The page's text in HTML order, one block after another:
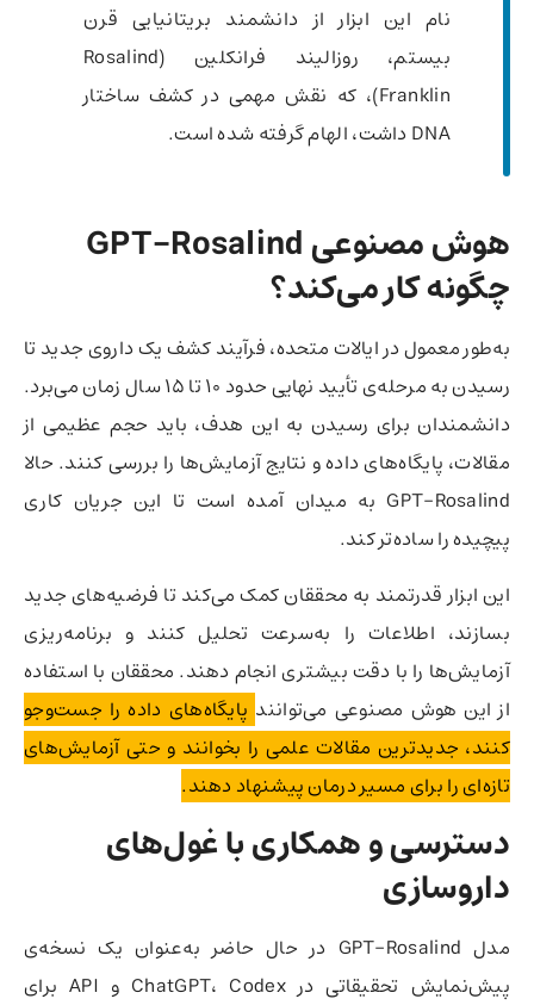
نام این ابزار از دانشمند بریتانیایی قرن
بیستم، روزالیند فرانکلین (Rosalind
Franklin)، که نقش مهمی در کشف ساختار
DNA داشت، الهام گرفته شده است.
هوش مصنوعی GPT-Rosalind
چگونه کار می‌کند؟
به‌طور معمول در ایالات متحده، فرآیند کشف یک داروی جدید تا
رسیدن به مرحله‌ی تأیید نهایی حدود ۱۰ تا ۱۵ سال زمان می‌برد.
دانشمندان برای رسیدن به این هدف، باید حجم عظیمی از
مقالات، پایگاه‌های داده و نتایج آزمایش‌ها را بررسی کنند. حالا
GPT-Rosalind به میدان آمده است تا این جریان کاری
پیچیده را ساده‌تر کند.
این ابزار قدرتمند به محققان کمک می‌کند تا فرضیه‌های جدید
بسازند، اطلاعات را به‌سرعت تحلیل کنند و برنامه‌ریزی
آزمایش‌ها را با دقت بیشتری انجام دهند. محققان با استفاده
از این هوش مصنوعی می‌توانند پایگاه‌های داده را جست‌وجو
کنند، جدیدترین مقالات علمی را بخوانند و حتی آزمایش‌های
تازه‌ای را برای مسیر درمان پیشنهاد دهند.
دسترسی و همکاری با غول‌های
داروسازی
مدل GPT-Rosalind در حال حاضر به‌عنوان یک نسخه‌ی
پیش‌نمایش تحقیقاتی در ChatGPT، Codex و API برای